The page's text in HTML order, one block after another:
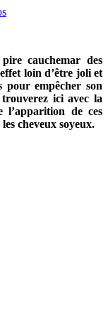
cauchemar des
loin d’être joli et
pour empêcher son
ici avec la
l’apparition de ces
cheveux soyeux.